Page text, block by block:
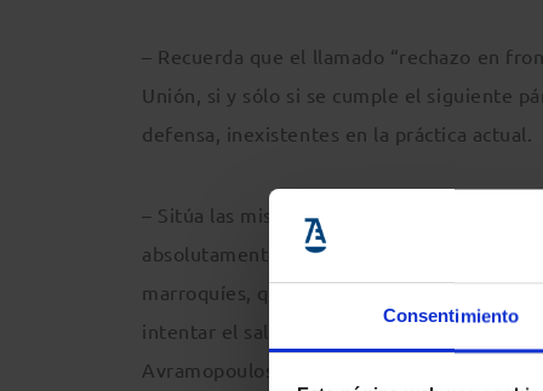
Consentimiento
– Recuerda que el llamado “rechazo en
Unión, si y sólo si se cumple el siguiente
defensa, inexistentes en la práctica actual.
– Sitúa las mismas en un contexto
absolutamente inaccesibles a la población
marroquíes, que no les permiten el
intentar el salto de la valla y no una
Avramopoulos respondió el 25 de